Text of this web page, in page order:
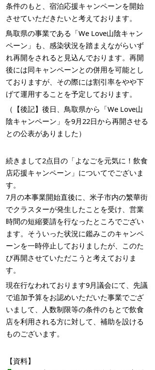
条件のもと、宿泊応援キャンペーンを開始
させていただきたいと考えております。
鳥取県の事業である「We Love山陰キャン
ペーン」も、感染状況を踏まえながらいず
れ再開をされると見込んでおります。再開
後には同キャンペーンとの併用を可能とし
ておりますが、その際には割引率をやや下
げて運用することを予定しております。
（【後記】後日、鳥取県から「We Love山
陰キャンペーン」を9月22日から再開させる
との公表がありました）
続きまして2点目の「よなごを元気に！飲食
店応援キャンペーン」についてでございま
す。
7月の本事業開始直後に、米子市内の繁華街
でクラスターが発生したことを受け、営業
時間の短縮要請を行なったところでござい
ます。そういった状況に鑑みこのキャンペ
ーンを一時停止しておりましたが、このた
び再開させていただこうと考えておりま
す。
現在行なわれております9月議会にて、先議
で追加予算をお認めいただいた事業でござ
いまして、人数制限等の条件のもとで飲食
店を利用される方に対して、補助を設ける
ものございます。
【資料】